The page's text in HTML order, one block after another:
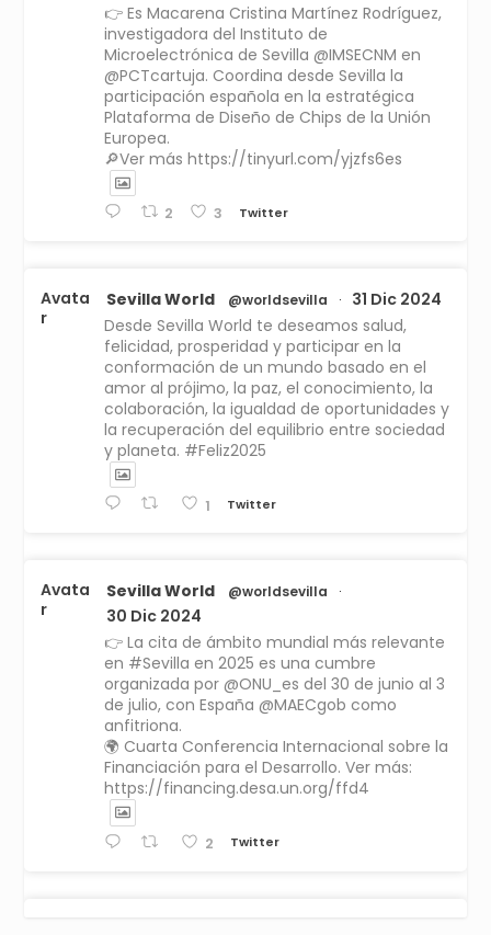
👉 Es Macarena Cristina Martínez Rodríguez,
investigadora del Instituto de
Microelectrónica de Sevilla @IMSECNM en
@PCTcartuja. Coordina desde Sevilla la
participación española en la estratégica
Plataforma de Diseño de Chips de la Unión
Europea.
🔎Ver más https://tinyurl.com/yjzfs6es
2 3 Twitter
Avata
r
Sevilla World @worldsevilla ·
31 Dic 2024
Desde Sevilla World te deseamos salud,
felicidad, prosperidad y participar en la
conformación de un mundo basado en el
amor al prójimo, la paz, el conocimiento, la
colaboración, la igualdad de oportunidades y
la recuperación del equilibrio entre sociedad
y planeta. #Feliz2025
1 Twitter
Avata
r
Sevilla World @worldsevilla ·
30 Dic 2024
👉 La cita de ámbito mundial más relevante
en #Sevilla en 2025 es una cumbre
organizada por @ONU_es del 30 de junio al 3
de julio, con España @MAECgob como
anfitriona.
🌍 Cuarta Conferencia Internacional sobre la
Financiación para el Desarrollo. Ver más:
https://financing.desa.un.org/ffd4
2 Twitter